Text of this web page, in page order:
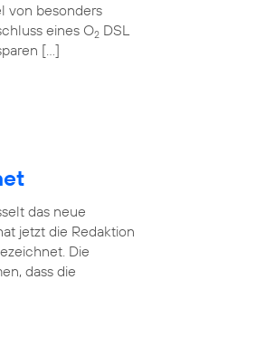
von besonders
eines O2 DSL
[…]
das neue
jetzt die Redaktion
Die
dass die